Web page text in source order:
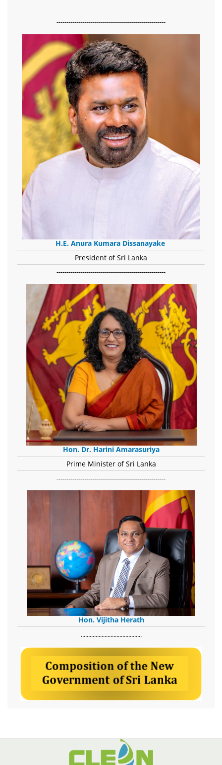
-------------------------------------------------------
H.E. Anura Kumara Dissanayake
President of Sri Lanka
-------------------------------------------------------
Hon. Dr. Harini Amarasuriya
Prime Minister of Sri Lanka
-------------------------------------------------------
Hon. Vijitha Herath
​.........................................